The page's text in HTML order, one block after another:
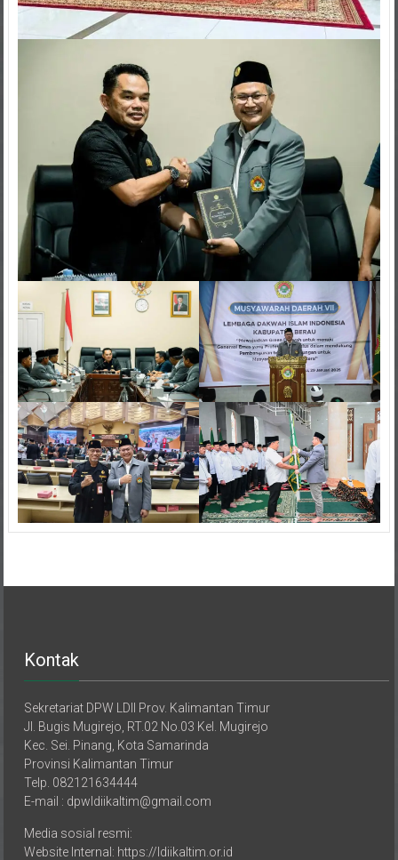
Jl. Bugis Mugirejo, RT.02 No.03 Kel. Mugirejo
Kec. Sei. Pinang, Kota Samarinda
Provinsi Kalimantan Timur
Telp. 082121634444
E-mail : dpwldiikaltim@gmail.com
Website Internal: https://ldiikaltim.or.id
Website External: https://kaltimpro.id